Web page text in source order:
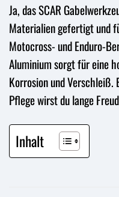
Ja, das SCAR
Materialien gefertigt und
Motocross- und Enduro-
Aluminium sorgt für eine
Korrosion und Verschleiß.
Pflege wirst du lange
Inhalt